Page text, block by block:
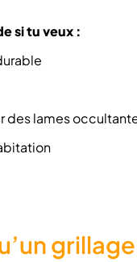
si tu veux :
des lames